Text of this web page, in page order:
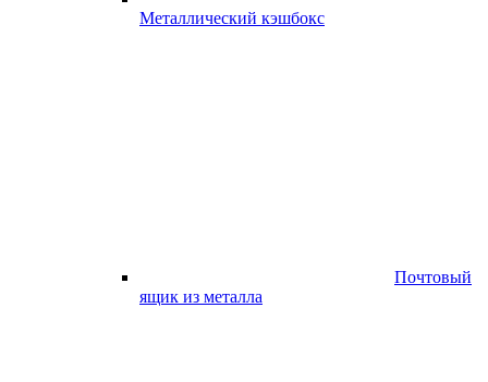
Металлический кэшбокс
Почтовый
ящик из металла